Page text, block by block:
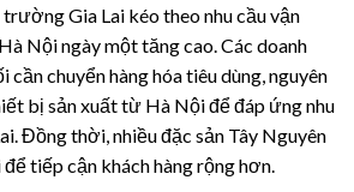
Gia Lai kéo theo nhu cầu vận
Nội ngày một tăng cao. Các doanh
cần chuyển hàng hóa tiêu dùng, nguyên
bị sản xuất từ Hà Nội để đáp ứng nhu
Đồng thời, nhiều đặc sản Tây Nguyên
tiếp cận khách hàng rộng hơn.